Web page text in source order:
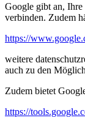
Google gibt an, Ihre
verbinden. Zudem
https://
weitere
auch zu den
Zudem bietet
https://